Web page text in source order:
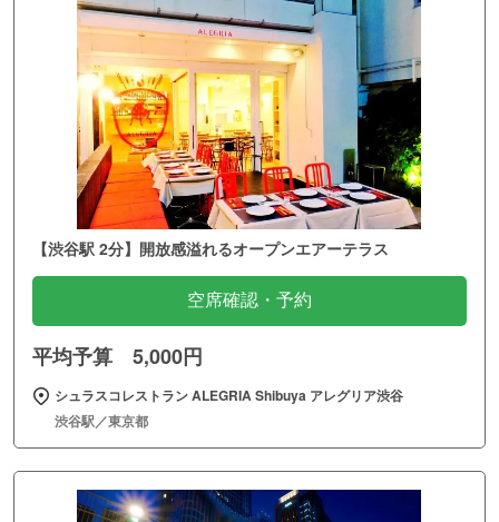
【渋谷駅 2分】開放感溢れるオープンエアーテラス
空席確認・予約
平均予算 5,000円
シュラスコレストラン ALEGRIA Shibuya アレグリア渋谷
渋谷駅／東京都